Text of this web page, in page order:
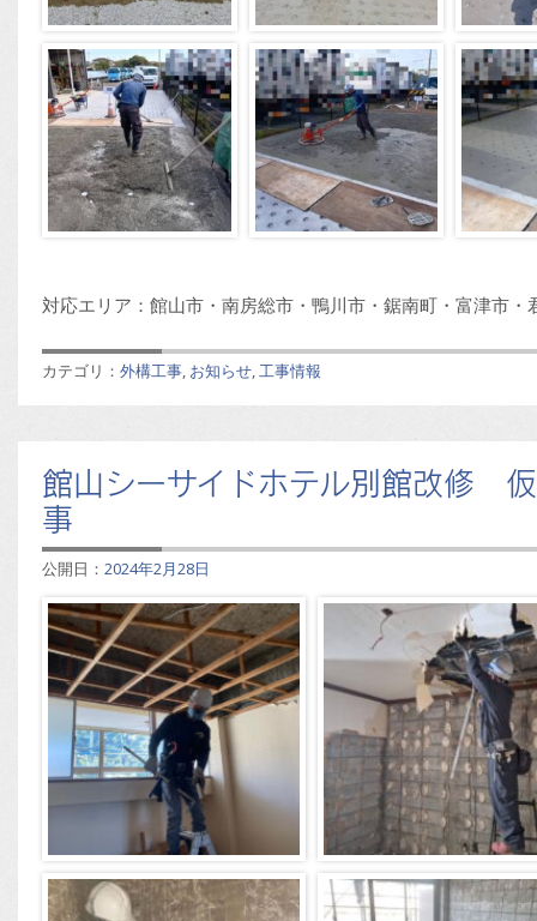
対応エリア：館山市・南房総市・鴨川市・鋸南町・富津市・
カテゴリ： 外構工事, お知らせ,工事情報
館山シーサイドホテル別館改修
事
公開日： 2024年2月28日